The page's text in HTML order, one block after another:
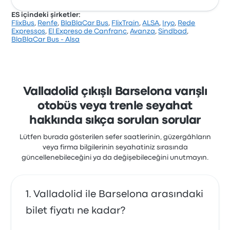
Şirket, 15027 değerlendirmeye dayanarak Busbud’da
3.5 yıldızla derecelendirilmiştir. Yolcular özellikle bilet
ES içindeki şirketler:
FlixBus, Renfe, BlaBlaCar Bus, FlixTrain,ALSA, Iryo, Rede
Expressos, El Expreso de Canfranc,Avanza,Sindbad ,
BlaBlaCar Bus - Alsa
Valladolid çıkışlı Barselona varışlı
otobüs veya trenle seyahat
hakkında sıkça sorulan sorular
Lütfen burada gösterilen sefer saatlerinin, güzergâhların
veya firma bilgilerinin seyahatiniz sırasında
güncellenebileceğini ya da değişebileceğini unutmayın.
Valladolid ile Barselona arasındaki
bilet fiyatı ne kadar?